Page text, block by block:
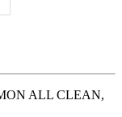
ALL CLEAN,